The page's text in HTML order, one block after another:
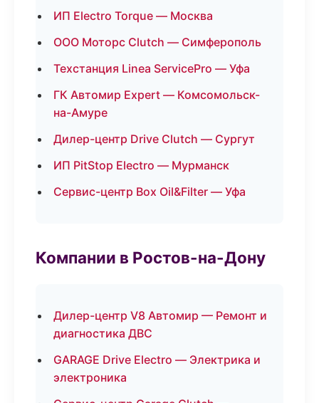
ИП Electro Torque — Москва
ООО Моторс Clutch — Симферополь
Техстанция Linea ServicePro — Уфа
ГК Автомир Expert — Комсомольск-
на-Амуре
Дилер-центр Drive Clutch — Сургут
ИП PitStop Electro — Мурманск
Сервис-центр Box Oil&Filter — Уфа
Компании в Ростов-на-Дону
Дилер-центр V8 Автомир — Ремонт и
диагностика ДВС
GARAGE Drive Electro — Электрика и
электроника